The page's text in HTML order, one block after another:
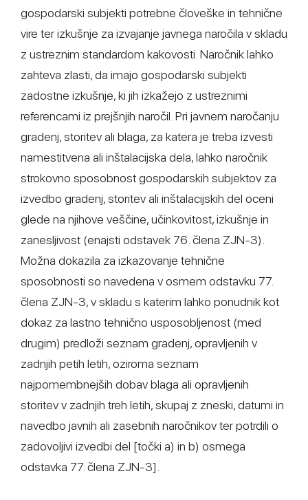
gospodarski subjekti potrebne človeške in tehnične
vire ter izkušnje za izvajanje javnega naročila v skladu
z ustreznim standardom kakovosti. Naročnik lahko
zahteva zlasti, da imajo gospodarski subjekti
zadostne izkušnje, ki jih izkažejo z ustreznimi
referencami iz prejšnjih naročil. Pri javnem naročanju
gradenj, storitev ali blaga, za katera je treba izvesti
namestitvena ali inštalacijska dela, lahko naročnik
strokovno sposobnost gospodarskih subjektov za
izvedbo gradenj, storitev ali inštalacijskih del oceni
glede na njihove veščine, učinkovitost, izkušnje in
zanesljivost (enajsti odstavek 76. člena ZJN-3).
Možna dokazila za izkazovanje tehnične
sposobnosti so navedena v osmem odstavku 77.
člena ZJN-3, v skladu s katerim lahko ponudnik kot
dokaz za lastno tehnično usposobljenost (med
drugim) predloži seznam gradenj, opravljenih v
zadnjih petih letih, oziroma seznam
najpomembnejših dobav blaga ali opravljenih
storitev v zadnjih treh letih, skupaj z zneski, datumi in
navedbo javnih ali zasebnih naročnikov ter potrdili o
zadovoljivi izvedbi del [točki a) in b) osmega
odstavka 77. člena ZJN-3].